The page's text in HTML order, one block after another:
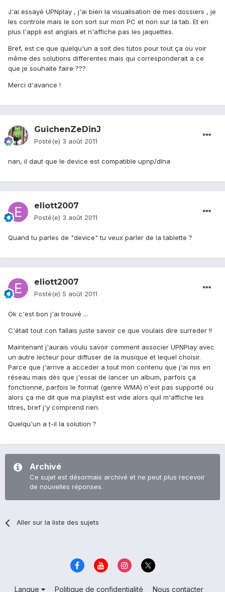
J'ai essayé UPNplay , j'ai bien la visualisation de mes dossiers , je
les controle mais le son sort sur mon PC et non sur la tab. Et en
plus l'appli est anglais et n'affiche pas les jaquettes.
Bref, est ce que quelqu'un a soit des tutos pour tout ça ou voir
même des solutions differentes mais qui corresponderait a ce
que je souhaite faire ???
Merci d'avance !
GuichenZeDinJ
Posté(e) 3 août 2011
nan, il daut que le device est compatible upnp/dlna
eliott2007
Posté(e) 3 août 2011
Quand tu parles de "device" tu veux parler de la tablette ?
eliott2007
Posté(e) 5 août 2011
Ok c'est bon j'ai trouvé ...
C'était tout con fallais juste savoir ce que voulais dire surreder !!
Maintenant j'aurais voulu savoir comment associer UPNPlay avec
un autre lecteur pour diffuser de la musique et lequel choisir.
Parce que j'arrive a acceder a tout mon contenu que j'ai mis en
réseau mais dès que j'essai de lancer un album, parfois ça
fonctionne, parfois le format (genre WMA) n'est pas supporté ou
alors ça me dit que ma playlist est vide alors quil m'affiche les
titres, bref j'y comprend rien.
Quelqu'un a t-il la solution ?
Archivé
Ce sujet est désormais archivé et ne peut plus recevoir
de nouvelles réponses.
Aller sur la liste des sujets
Langue Politique de confidentialité Nous contacter